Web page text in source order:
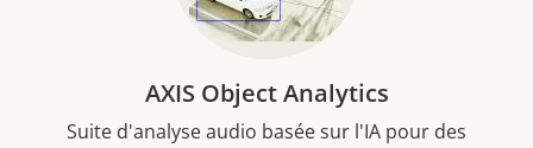
AXIS Object Analytics
Suite d'analyse audio basée sur l'IA pour des